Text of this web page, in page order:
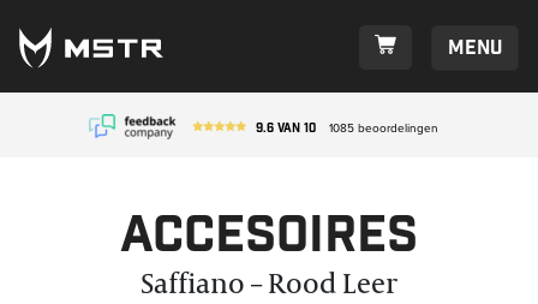
9.6 van 10 1085 beoordelingen
Menu
Accesoires
Saffiano – Rood Leer